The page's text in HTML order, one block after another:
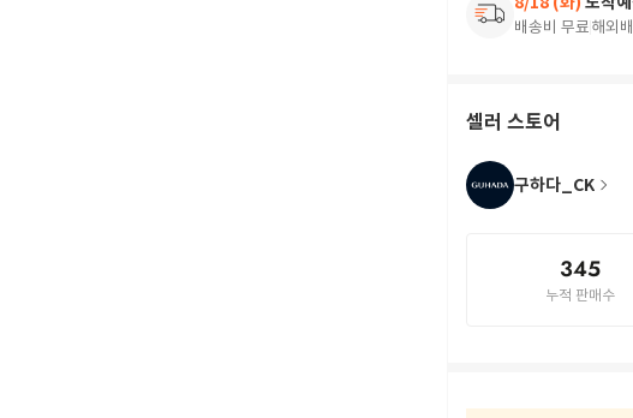
배송비 무료해외
셀러 스토어
구하다_CK
345
누적 판매수